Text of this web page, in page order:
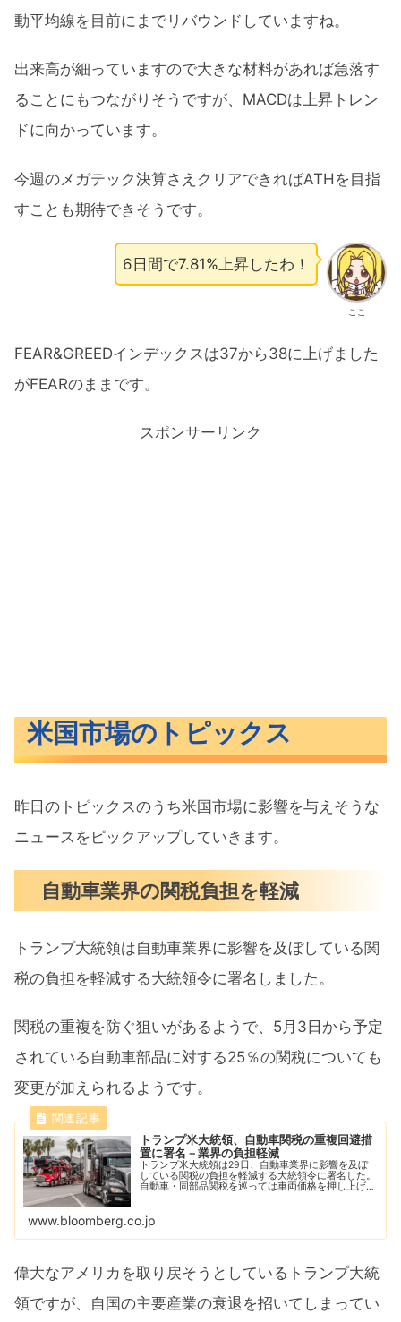
動平均線を目前にまでリバウンドしていますね。
出来高が細っていますので大きな材料があれば急落す
ることにもつながりそうですが、MACDは上昇トレン
ドに向かっています。
今週のメガテック決算さえクリアできればATHを目指
すことも期待できそうです。
ここ
6日間で7.81%上昇したわ！
FEAR&GREEDインデックスは37から38に上げました
がFEARのままです。
スポンサーリンク
米国市場のトピックス
昨日のトピックスのうち米国市場に影響を与えそうな
ニュースをピックアップしていきます。
自動車業界の関税負担を軽減
トランプ大統領は自動車業界に影響を及ぼしている関
税の負担を軽減する大統領令に署名しました。
関税の重複を防ぐ狙いがあるようで、5月3日から予定
されている自動車部品に対する25％の関税についても
変更が加えられるようです。
トランプ米大統領、自動車関税の重複回避措
置に署名－業界の負担軽減
トランプ米大統領は29日、自動車業界に影響を及ぼ
している関税の負担を軽減する大統領令に署名した。
自動車・同部品関税を巡っては車両価格を押し上げ、
ー...
www.bloomberg.co.jp
偉大なアメリカを取り戻そうとしているトランプ大統
領ですが、自国の主要産業の衰退を招いてしまってい